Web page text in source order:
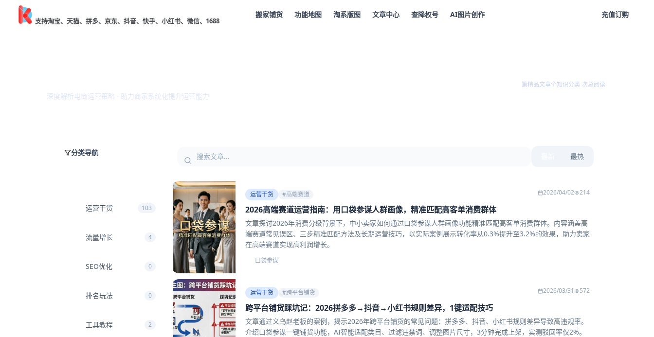
支持淘宝、天猫、拼多、京东、抖音、快手、小红书、微信、1688
搬家铺货 功能地图 淘系版图 文章中心 查降权号 AI图片创作 充值订购
深度解析电商运营策略 · 助力商家系统化提升运营能力
篇精品文章个知识分类 次总阅读
分类导航
运营干货 103
流量增长 4
SEO优化 0
排名玩法 0
工具教程 2
最热
运营干货 #高端赛道 2026/04/02 214
2026高端赛道运营指南：用口袋参谋人群画像，精准匹配高客单消费群体
文章探讨2026年消费分级背景下，中小卖家如何通过口袋参谋人群画像功能精准匹配高客单消费群体。内容涵盖高
端赛道常见误区、三步精准匹配方法及长期运营技巧，以实际案例展示转化率从0.3%提升至3.2%的效果，助力卖家
在高端赛道实现高利润增长。
口袋参谋
运营干货 #跨平台铺货 2026/03/31 572
跨平台铺货踩坑记：2026拼多多→抖音→小红书规则差异，1键适配技巧
文章通过义乌赵老板的案例，揭示2026年跨平台铺货的常见问题：拼多多、抖音、小红书规则差异导致高违规率。
介绍口袋参谋一键铺货功能，AI智能适配类目、过滤违禁词、调整图片尺寸，3分钟完成上架，实测驳回率仅2%。